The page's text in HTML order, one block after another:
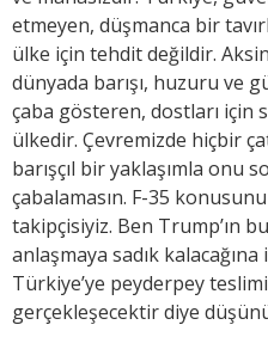
etmeyen, düşmanca bir
ülke için tehdit değildir.
dünyada barışı, huzuru ve
çaba gösteren, dostları için
ülkedir. Çevremizde hiçbir
barışçıl bir yaklaşımla onu
çabalamasın. F-35
takipçisiyiz. Ben Trump’ın
anlaşmaya sadık
Türkiye’ye peyderpey
gerçekleşecektir diye